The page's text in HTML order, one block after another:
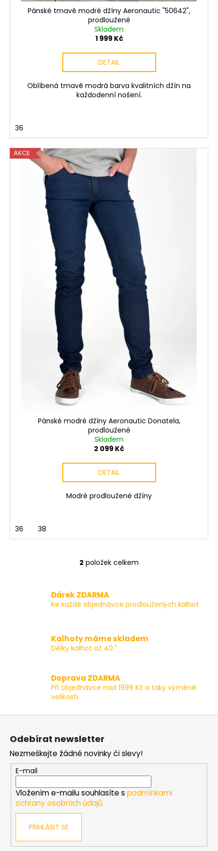
Pánské tmavě modré džíny Aeronautic "50642",
prodloužené
Skladem
1 999 Kč
DETAIL
Oblíbená tmavě modrá barva kvalitních džín na
každodenní nošení.
36
AKCE
Pánské modré džíny Aeronautic Donatela,
prodloužené
Skladem
2 099 Kč
DETAIL
Modré prodloužené džíny
36 38
O
á
d
í
p
v
k
ý
s
u
2 položek celkem
Dárek ZDARMA
Ke každé objednávce prodloužených kalhot
Kalhoty máme skladem
Délky kalhot až 40 "
Doprava ZDARMA
Při objednávce nad 1999 Kč a taky výměně
velikosti
Z
Odebírat newsletter
Nezmeškejte žádné novinky či slevy!
E-mail
Vložením e-mailu souhlasíte s podmínkami
ochrany osobních údajů
PŘIHLÁSIT SE